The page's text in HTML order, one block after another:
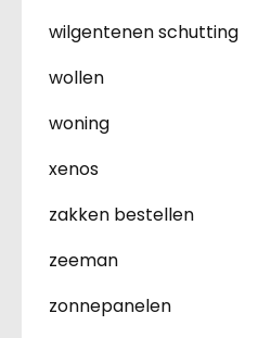
wilgentenen schutting
wollen
woning
xenos
zakken bestellen
zeeman
zonnepanelen